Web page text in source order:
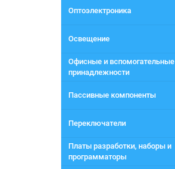
Оптоэлектроника
Освещение
Офисные и вспомогательные
принадлежности
Пассивные компоненты
Переключатели
Платы разработки, наборы и
программаторы